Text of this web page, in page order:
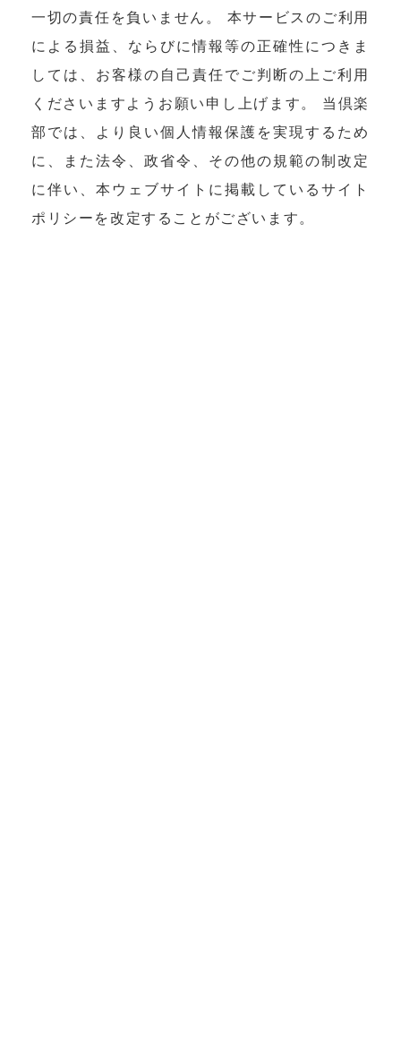
一切の責任を負いません。 本サービスのご利用
による損益、ならびに情報等の正確性につきま
しては、お客様の自己責任でご判断の上ご利用
くださいますようお願い申し上げます。 当倶楽
部では、より良い個人情報保護を実現するため
に、また法令、政省令、その他の規範の制改定
に伴い、本ウェブサイトに掲載しているサイト
ポリシーを改定することがございます。